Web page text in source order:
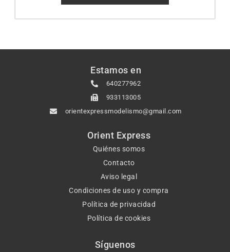
Estamos en
640277962
933113005
orientexpressmodelismo@gmail.com
Orient Express
Quiénes somos
Contacto
Aviso legal
Condiciones de uso y compra
Política de privacidad
Política de cookies
Síguenos